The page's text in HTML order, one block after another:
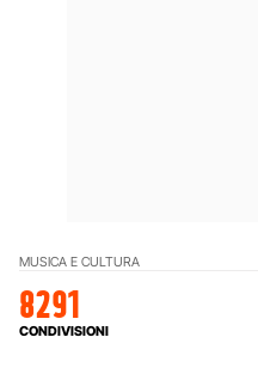
MUSICA E CULTURA
8291
CONDIVISIONI